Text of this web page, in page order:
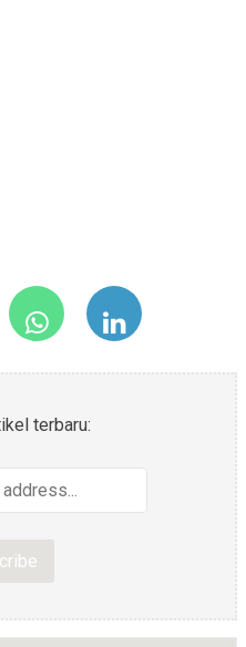
terbaru: